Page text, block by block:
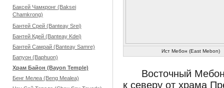
Баксей Чамкронг (Baksei
Chamkrong)
Бантей Срей (Banteay Srei)
Бантей Кдей (Banteay Kdei)
Бантей Самрай (Banteay Samre)
Бапуон (Baphuon)
Храм Байон (Bayon Temple)
Бенг Мелеа (Beng Mealea)
Ист Мебон (East Mebon)
Восточный
к северу от храма